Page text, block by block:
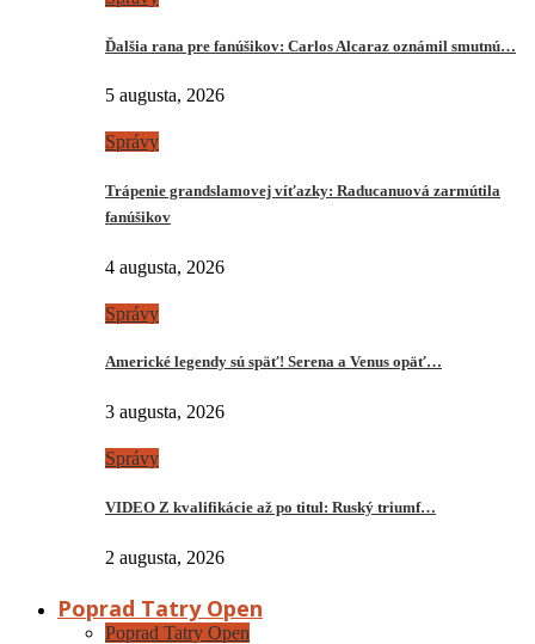
Ďalšia rana pre fanúšikov: Carlos Alcaraz oznámil smutnú…
5 augusta, 2026
Správy
Trápenie grandslamovej víťazky: Raducanuová zarmútila
fanúšikov
4 augusta, 2026
Správy
Americké legendy sú späť! Serena a Venus opäť…
3 augusta, 2026
Správy
VIDEO Z kvalifikácie až po titul: Ruský triumf…
2 augusta, 2026
Poprad Tatry Open
Poprad Tatry Open